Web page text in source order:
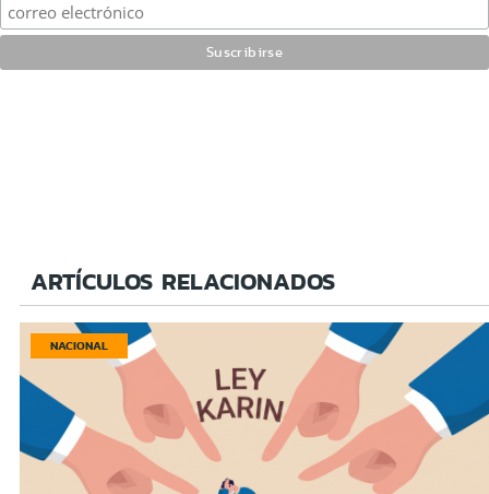
ARTÍCULOS RELACIONADOS
NACIONAL